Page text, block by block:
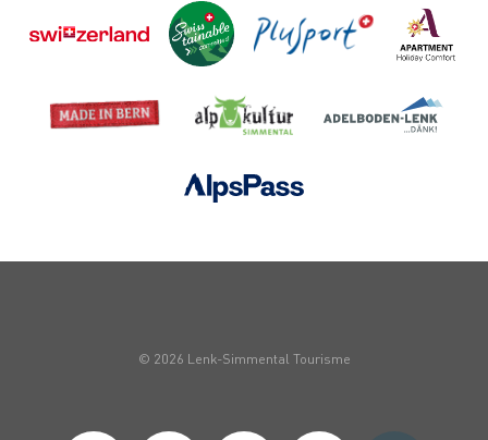
© 2026 Lenk-Simmental Tourisme